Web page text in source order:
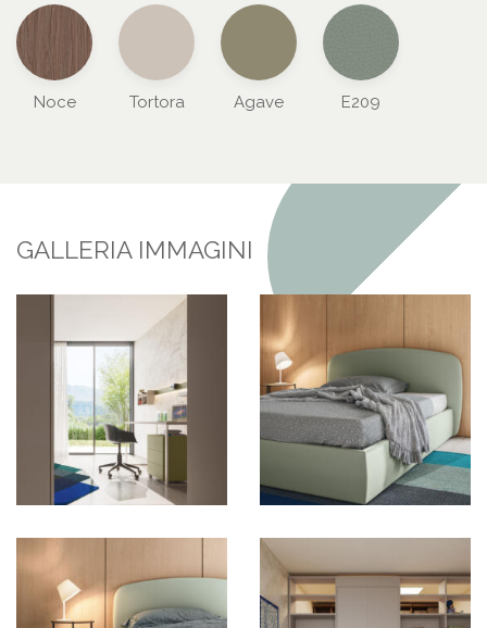
Noce Tortora Agave E209
GALLERIA IMMAGINI